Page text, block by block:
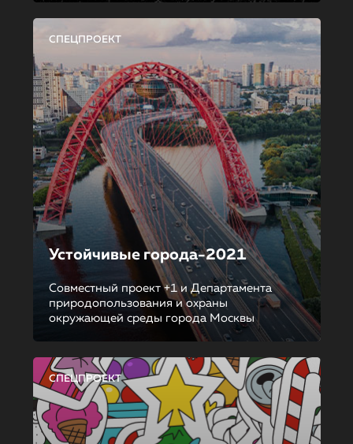
СПЕЦПРОЕКТ
Устойчивые города-2021
Совместный проект +1 и Департамента
природопользования и охраны
окружающей среды города Москвы
СПЕЦПРОЕКТ